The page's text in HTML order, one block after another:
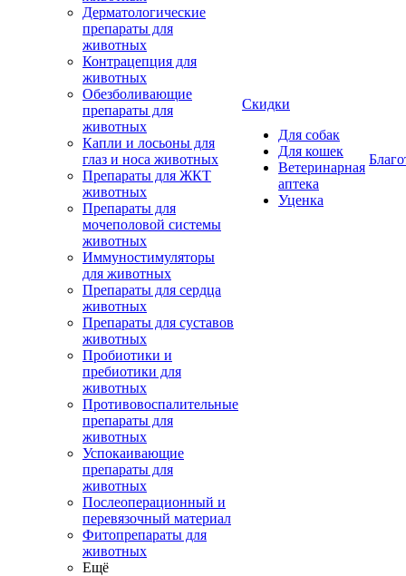
Дерматологические
препараты для
животных
Контрацепция для
животных
Обезболивающие
препараты для
животных
Капли и лосьоны для
глаз и носа животных
Препараты для ЖКТ
животных
Препараты для
мочеполовой системы
животных
Иммуностимуляторы
для животных
Препараты для сердца
животных
Препараты для суставов
животных
Пробиотики и
пребиотики для
животных
Противовоспалительные
препараты для
животных
Успокаивающие
препараты для
животных
Послеоперационный и
перевязочный материал
Фитопрепараты для
животных
Ещё
Скидки
Для собак
Для кошек
Ветеринарная
аптека
Уценка